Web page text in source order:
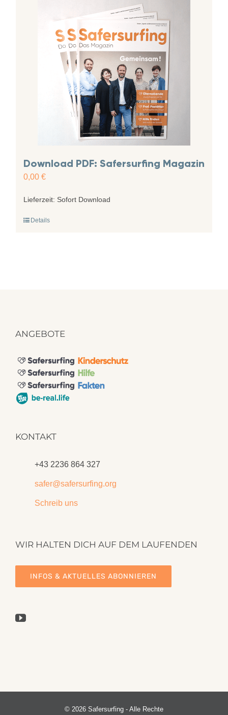
Download PDF: Safersurfing Magazin
0,00 €
Lieferzeit: Sofort Download
Details
ANGEBOTE
KONTAKT
+43 2236 864 327
safer@safersurfing.org
Schreib uns
WIR HALTEN DICH AUF DEM LAUFENDEN
INFOS & AKTUELLES ABONNIEREN
© 2026 Safersurfing - Alle Rechte